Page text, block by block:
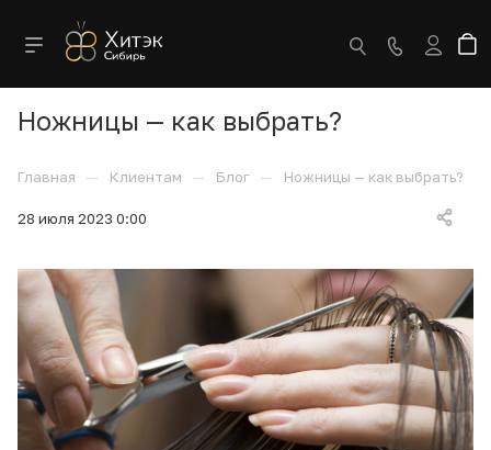
Ножницы — как выбрать?
Главная — Клиентам — Блог — Ножницы — как выбрать?
28 июля 2023 0:00